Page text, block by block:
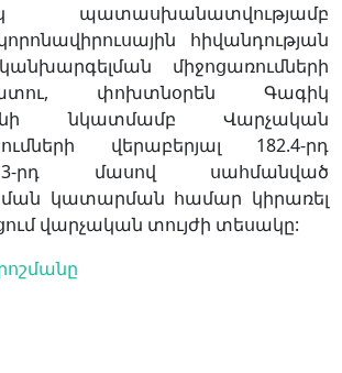
պատասխանատվությամբ
հիվանդության
միջոցառումների
փոխտնօրեն Գագիկ
նկատմամբ Վարչական
վերաբերյալ 182.4-րդ
րդ մասով սահմանված
կատարման համար կիրառել
վարչական տույժի տեսակը: